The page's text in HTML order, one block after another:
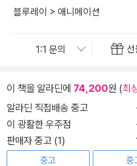
블루레이 > 애니메이션
선
이 책을 알라딘에 74,200원 (최
알라딘 직접배송 중고
이 광활한 우주점
판매자 중고 (1)
중고
중